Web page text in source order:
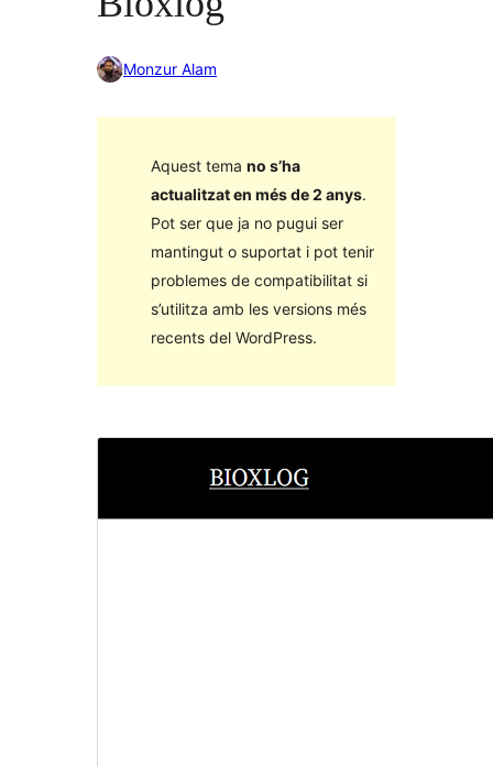
Monzur Alam
Aquest tema no s’ha
actualitzat en més de 2 anys.
Pot ser que ja no pugui ser
mantingut o suportat i pot tenir
problemes de compatibilitat si
s’utilitza amb les versions més
recents del WordPress.